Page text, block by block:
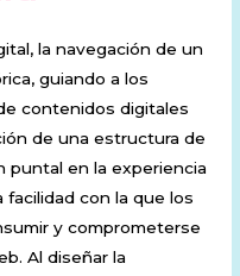
la navegación de un
guiando a los
contenidos digitales
de una estructura de
puntal en la experiencia
facilidad con la que los
y comprometerse
Al diseñar la